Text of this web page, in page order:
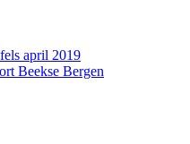
april 2019
Beekse Bergen